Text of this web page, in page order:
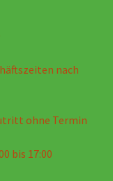
nach
ohne Termin
bis 17:00